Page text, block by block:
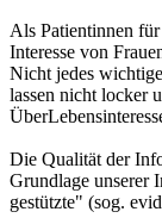
Als Patientinnen
Interesse von
Nicht jedes
lassen nicht locker
Die Qualität der
Grundlage unserer
gestützte" (sog.